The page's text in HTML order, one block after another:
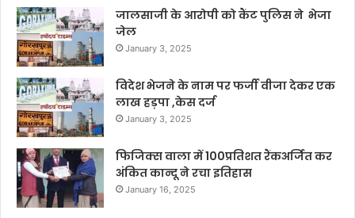
जालसाजी के आरोपी को कैंट पुलिस ने भेजा
जेल
January 3, 2025
विदेश भेजने के नाम पर फर्जी वीजा देकर एक
लाख हड़पा ,केस दर्ज
January 3, 2025
फिजिक्स वाला में 100प्रतिशत रैंकअर्जित कर
अंकित कान्दू ने रचा इतिहास
January 16, 2025